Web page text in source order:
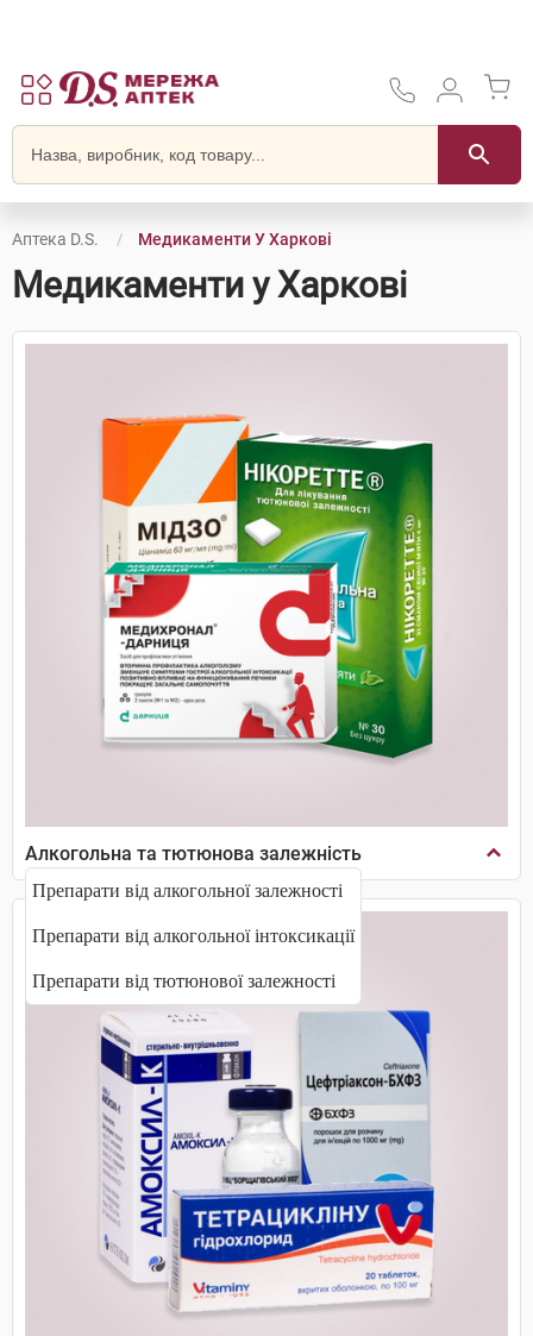
Аптека D.S. Медикаменти У Харкові
Медикаменти у Харкові
Алкогольна та тютюнова залежність
Препарати від алкогольної залежності
Препарати від алкогольної інтоксикації
Препарати від тютюнової залежності